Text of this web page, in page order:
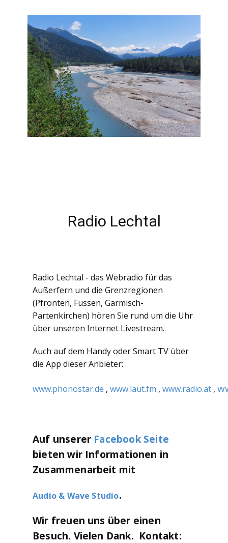
Radio Lechtal
Radio Lechtal - das Webradio für das
Außerfern und die Grenzregionen
(Pfronten, Füssen, Garmisch-
Partenkirchen) hören Sie rund um die Uhr
über unseren Internet Livestream.
Auch auf dem Handy oder Smart TV über
die App dieser Anbieter:
www.phonostar.de , www.laut.fm , www.radio.at ,
Auf unserer Facebook Seite
bieten wir Informationen in
Zusammenarbeit mit
Audio & Wave Studio.
Wir freuen uns über einen
Besuch. Vielen Dank. Kontakt: